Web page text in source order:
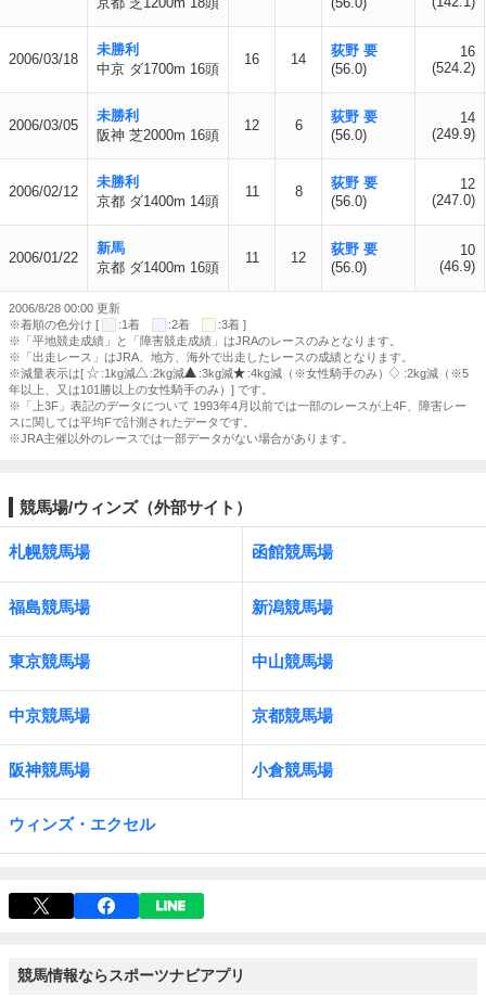
2006/03/18
未勝利
中京 ダ1700m 16頭
16 14
荻野 要
(56.0)
16
(524.2)
2006/03/05
未勝利
阪神 芝2000m 16頭
12 6
荻野 要
(56.0)
14
(249.9)
2006/02/12
未勝利
京都 ダ1400m 14頭
11 8
荻野 要
(56.0)
12
(247.0)
2006/01/22
新馬
京都 ダ1400m 16頭
11 12
荻野 要
(56.0)
10
(46.9)
2006/8/28 00:00 更新
※着順の色分け [
:1着 :2着
:3着 ]
※「平地競走成績」と「障害競走成績」はJRAのレースのみとなります。
※「出走レース」はJRA、地方、海外で出走したレースの成績となります。
※減量表示は[
:1kg減 :2kg減 :3kg減 :4kg減（※女性騎手のみ）
:2kg減（※5
年以上、又は101勝以上の女性騎手のみ）] です。
※「上3F」表記のデータについて 1993年4月以前では一部のレースが上4F、障害レー
スに関しては平均Fで計測されたデータです。
※JRA主催以外のレースでは一部データがない場合があります。
競馬場/ウィンズ（外部サイト）
札幌競馬場 函館競馬場
福島競馬場 新潟競馬場
東京競馬場 中山競馬場
中京競馬場 京都競馬場
阪神競馬場 小倉競馬場
ウィンズ・エクセル
競馬情報ならスポーツナビアプリ